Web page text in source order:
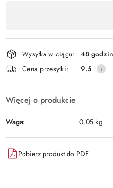
płatność
i
dostawa
Wysyłka w ciągu:
48 godzin
Cena przesyłki:
9.5
Więcej o produkcie
Waga: 0.05 kg
Pobierz produkt do PDF